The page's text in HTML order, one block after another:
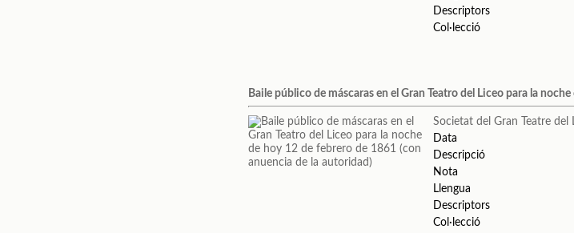
Descriptors
Col·lecció
Baile público de máscaras en el Gran Teatro del Liceo para la
Societat del Gran Teatre del
Data
Descripció
Nota
Llengua
Descriptors
Col·lecció